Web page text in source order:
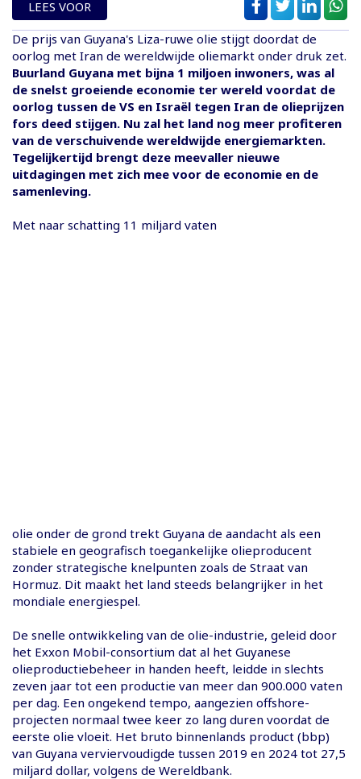
LEES VOOR
De prijs van Guyana's Liza-ruwe olie stijgt doordat de
oorlog met Iran de wereldwijde oliemarkt onder druk zet.
Buurland Guyana met bijna 1 miljoen inwoners, was al
de snelst groeiende economie ter wereld voordat de
oorlog tussen de VS en Israël tegen Iran de olieprijzen
fors deed stijgen. Nu zal het land nog meer profiteren
van de verschuivende wereldwijde energiemarkten.
Tegelijkertijd brengt deze meevaller nieuwe
uitdagingen met zich mee voor de economie en de
samenleving.
Met naar schatting 11 miljard vaten
olie onder de grond trekt Guyana de aandacht als een
stabiele en geografisch toegankelijke olieproducent
zonder strategische knelpunten zoals de Straat van
Hormuz. Dit maakt het land steeds belangrijker in het
mondiale energiespel.
De snelle ontwikkeling van de olie-industrie, geleid door
het Exxon Mobil-consortium dat al het Guyanese
olieproductiebeheer in handen heeft, leidde in slechts
zeven jaar tot een productie van meer dan 900.000 vaten
per dag. Een ongekend tempo, aangezien offshore-
projecten normaal twee keer zo lang duren voordat de
eerste olie vloeit. Het bruto binnenlands product (bbp)
van Guyana verviervoudigde tussen 2019 en 2024 tot 27,5
miljard dollar, volgens de Wereldbank.